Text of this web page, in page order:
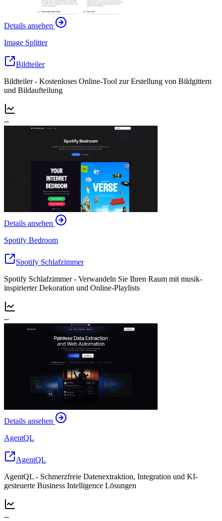
Details ansehen
Image Splitter
Bildteiler
Bildteiler - Kostenloses Online-Tool zur Erstellung von Bildgittern
und Bildaufteilung
--
Details ansehen
Spotify Bedroom
Spotify Schlafzimmer
Spotify Schlafzimmer - Verwandeln Sie Ihren Raum mit musik-
inspirierter Dekoration und Online-Playlists
--
Details ansehen
AgentQL
AgentQL
AgentQL - Schmerzfreie Datenextraktion, Integration und KI-
gesteuerte Business Intelligence Lösungen
--